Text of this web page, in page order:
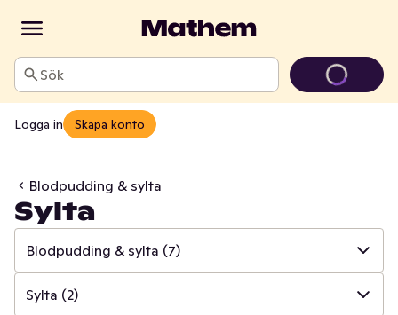
Sök
Logga in Skapa konto
Blodpudding & sylta
Sylta
Blodpudding & sylta (7)
✓ Alla (739)
Sylta (2)